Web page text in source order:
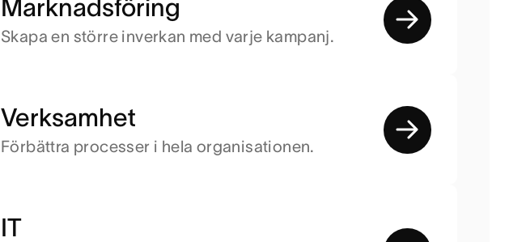
Marknadsföring
Skapa en större inverkan med varje kampanj.
Verksamhet
Förbättra processer i hela organisationen.
IT